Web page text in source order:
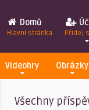
Domů
Hlavní stránka Přidej
Videohry Obrázky
Všechny